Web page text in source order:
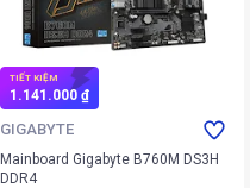
TIẾT KIỆM
1.141.000 ₫
GIGABYTE
Mainboard Gigabyte B760M DS3H
DDR4